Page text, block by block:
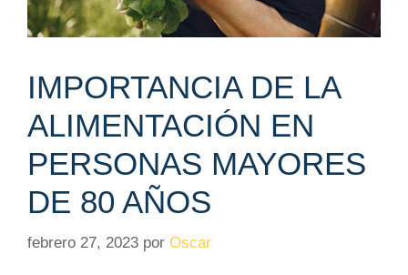
IMPORTANCIA DE LA
ALIMENTACIÓN EN
PERSONAS MAYORES
DE 80 AÑOS
febrero 27, 2023 por Oscar